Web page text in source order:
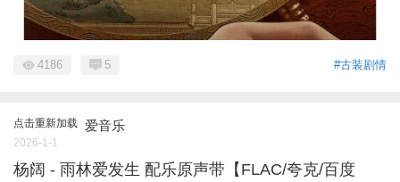
#古装剧情
4186 5
点击重新加载 爱音乐
2026-1-1
杨阔 - 雨林爱发生 配乐原声带【FLAC/夸克/百度